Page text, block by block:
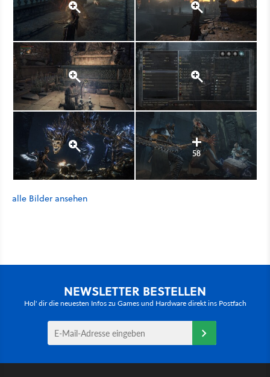
58
alle Bilder ansehen
NEWSLETTER BESTELLEN
Hol' dir die neuesten Infos zu Games und Hardware direkt ins Postfach